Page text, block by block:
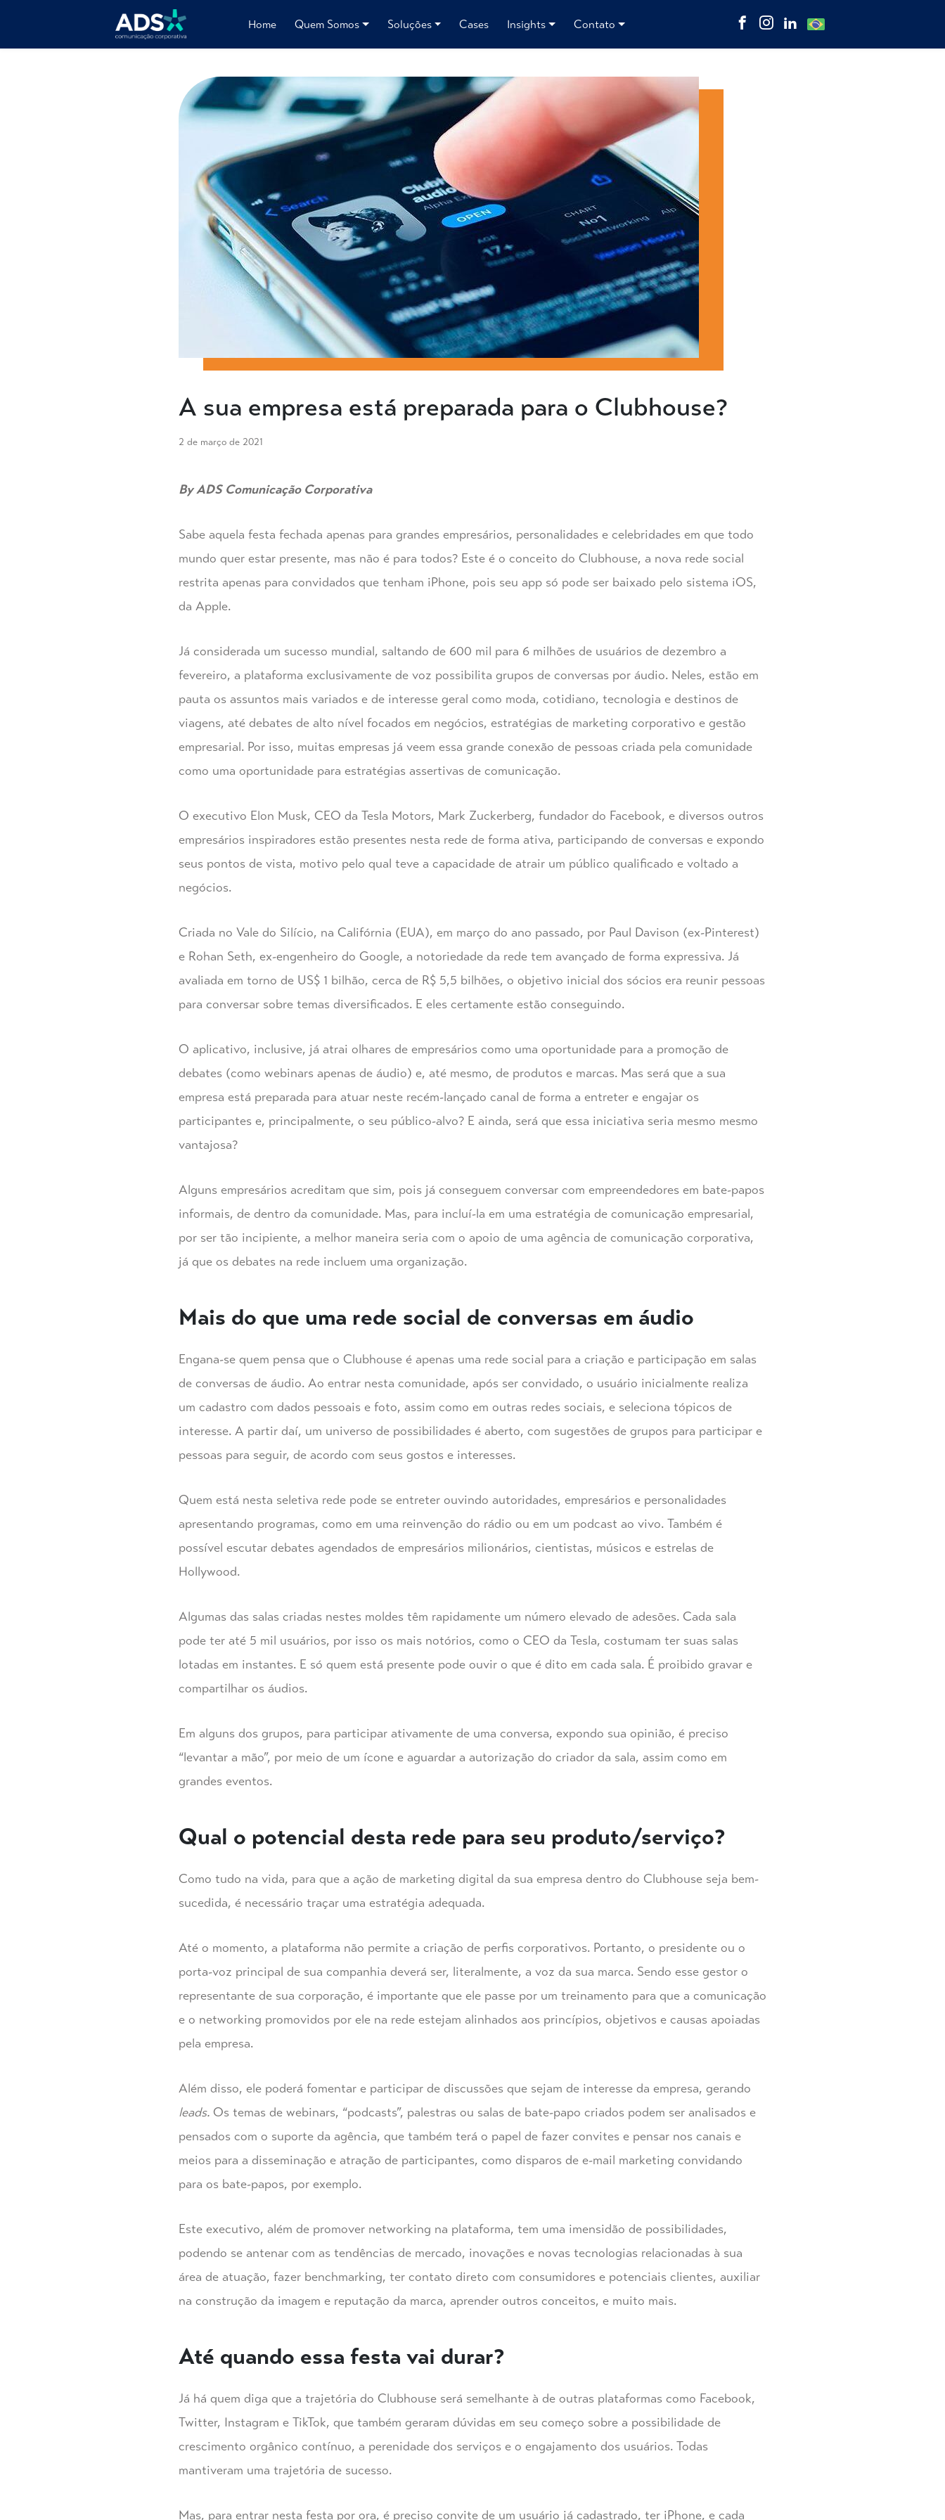
Home Quem Somos Soluções Cases Insights Contato
A sua empresa está preparada para o Clubhouse?
2 de março de 2021
By ADS Comunicação Corporativa
Sabe aquela festa fechada apenas para grandes empresários, personalidades e celebridades em que todo
mundo quer estar presente, mas não é para todos? Este é o conceito do Clubhouse, a nova rede social
restrita apenas para convidados que tenham iPhone, pois seu app só pode ser baixado pelo sistema iOS,
da Apple.
Já considerada um sucesso mundial, saltando de 600 mil para 6 milhões de usuários de dezembro a
fevereiro, a plataforma exclusivamente de voz possibilita grupos de conversas por áudio. Neles, estão em
pauta os assuntos mais variados e de interesse geral como moda, cotidiano, tecnologia e destinos de
viagens, até debates de alto nível focados em negócios, estratégias de marketing corporativo e gestão
empresarial. Por isso, muitas empresas já veem essa grande conexão de pessoas criada pela comunidade
como uma oportunidade para estratégias assertivas de comunicação.
O executivo Elon Musk, CEO da Tesla Motors, Mark Zuckerberg, fundador do Facebook, e diversos outros
empresários inspiradores estão presentes nesta rede de forma ativa, participando de conversas e expondo
seus pontos de vista, motivo pelo qual teve a capacidade de atrair um público qualificado e voltado a
negócios.
Criada no Vale do Silício, na Califórnia (EUA), em março do ano passado, por Paul Davison (ex-Pinterest)
e Rohan Seth, ex-engenheiro do Google, a notoriedade da rede tem avançado de forma expressiva. Já
avaliada em torno de US$ 1 bilhão, cerca de R$ 5,5 bilhões, o objetivo inicial dos sócios era reunir pessoas
para conversar sobre temas diversificados. E eles certamente estão conseguindo.
O aplicativo, inclusive, já atrai olhares de empresários como uma oportunidade para a promoção de
debates (como webinars apenas de áudio) e, até mesmo, de produtos e marcas. Mas será que a sua
empresa está preparada para atuar neste recém-lançado canal de forma a entreter e engajar os
participantes e, principalmente, o seu público-alvo? E ainda, será que essa iniciativa seria mesmo mesmo
vantajosa?
Alguns empresários acreditam que sim, pois já conseguem conversar com empreendedores em bate-papos
informais, de dentro da comunidade. Mas, para incluí-la em uma estratégia de comunicação empresarial,
por ser tão incipiente, a melhor maneira seria com o apoio de uma agência de comunicação corporativa,
já que os debates na rede incluem uma organização.
Mais do que uma rede social de conversas em áudio
Engana-se quem pensa que o Clubhouse é apenas uma rede social para a criação e participação em salas
de conversas de áudio. Ao entrar nesta comunidade, após ser convidado, o usuário inicialmente realiza
um cadastro com dados pessoais e foto, assim como em outras redes sociais, e seleciona tópicos de
interesse. A partir daí, um universo de possibilidades é aberto, com sugestões de grupos para participar e
pessoas para seguir, de acordo com seus gostos e interesses.
Quem está nesta seletiva rede pode se entreter ouvindo autoridades, empresários e personalidades
apresentando programas, como em uma reinvenção do rádio ou em um podcast ao vivo. Também é
possível escutar debates agendados de empresários milionários, cientistas, músicos e estrelas de
Hollywood.
Algumas das salas criadas nestes moldes têm rapidamente um número elevado de adesões. Cada sala
pode ter até 5 mil usuários, por isso os mais notórios, como o CEO da Tesla, costumam ter suas salas
lotadas em instantes. E só quem está presente pode ouvir o que é dito em cada sala. É proibido gravar e
compartilhar os áudios.
Em alguns dos grupos, para participar ativamente de uma conversa, expondo sua opinião, é preciso
“levantar a mão”, por meio de um ícone e aguardar a autorização do criador da sala, assim como em
grandes eventos.
Qual o potencial desta rede para seu produto/serviço?
Como tudo na vida, para que a ação de marketing digital da sua empresa dentro do Clubhouse seja bem-
sucedida, é necessário traçar uma estratégia adequada.
Até o momento, a plataforma não permite a criação de perfis corporativos. Portanto, o presidente ou o
porta-voz principal de sua companhia deverá ser, literalmente, a voz da sua marca. Sendo esse gestor o
representante de sua corporação, é importante que ele passe por um treinamento para que a comunicação
e o networking promovidos por ele na rede estejam alinhados aos princípios, objetivos e causas apoiadas
pela empresa.
Além disso, ele poderá fomentar e participar de discussões que sejam de interesse da empresa, gerando
leads. Os temas de webinars, “podcasts”, palestras ou salas de bate-papo criados podem ser analisados e
pensados com o suporte da agência, que também terá o papel de fazer convites e pensar nos canais e
meios para a disseminação e atração de participantes, como disparos de e-mail marketing convidando
para os bate-papos, por exemplo.
Este executivo, além de promover networking na plataforma, tem uma imensidão de possibilidades,
podendo se antenar com as tendências de mercado, inovações e novas tecnologias relacionadas à sua
área de atuação, fazer benchmarking, ter contato direto com consumidores e potenciais clientes, auxiliar
na construção da imagem e reputação da marca, aprender outros conceitos, e muito mais.
Até quando essa festa vai durar?
Já há quem diga que a trajetória do Clubhouse será semelhante à de outras plataformas como Facebook,
Twitter, Instagram e TikTok, que também geraram dúvidas em seu começo sobre a possibilidade de
crescimento orgânico contínuo, a perenidade dos serviços e o engajamento dos usuários. Todas
mantiveram uma trajetória de sucesso.
Mas, para entrar nesta festa por ora, é preciso convite de um usuário já cadastrado, ter iPhone, e cada